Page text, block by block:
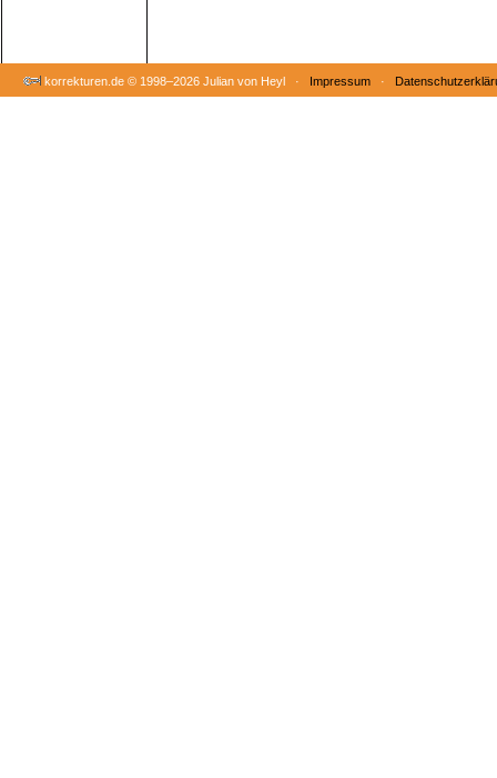
korrekturen.de © 1998–2026 Julian von Heyl · Impressum ·